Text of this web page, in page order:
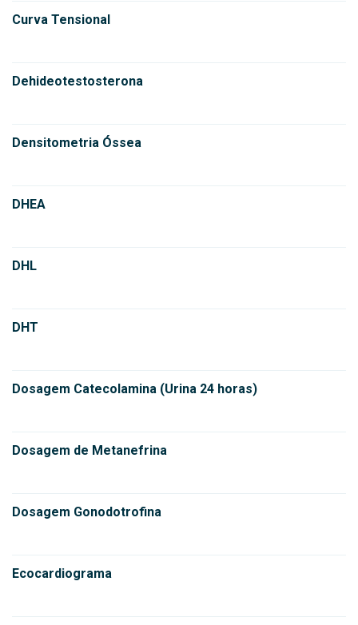
Curva Tensional
Dehideotestosterona
Densitometria Óssea
DHEA
DHL
DHT
Dosagem Catecolamina (Urina 24 horas)
Dosagem de Metanefrina
Dosagem Gonodotrofina
Ecocardiograma